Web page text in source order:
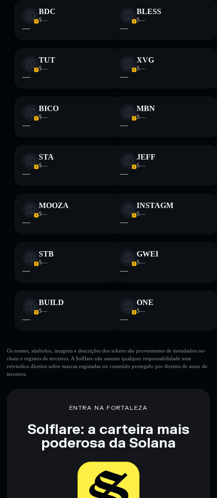
BDC
$—
—
BLESS
$—
—
TUT
$—
—
XVG
$—
—
BICO
$—
—
MBN
$—
—
STA
$—
—
‮FFEJ
$—
—
MOOZA
$—
—
‮MGATSNI
$—
—
STB
$—
—
GWEI
$—
—
BUILD
$—
—
‮ENO
$—
—
Os nomes, símbolos, imagens e descrições dos tokens são provenientes de metadados on-
chain e registos de terceiros. A Solflare não assume qualquer responsabilidade nem
reivindica direitos sobre marcas registadas ou conteúdo protegido por direitos de autor de
terceiros.
ENTRA NA FORTALEZA
Solflare: a carteira mais
poderosa da Solana